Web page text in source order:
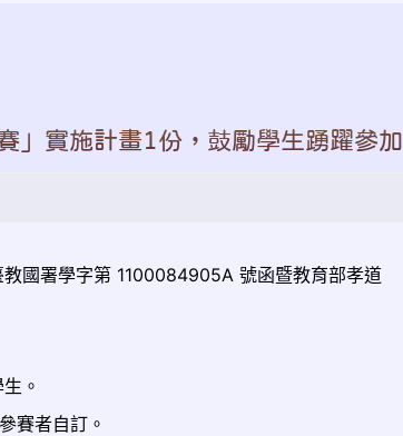
」實施計畫1份，鼓勵學生踴躍參加
國署學字第 1100084905A 號函暨教育部孝道
。
賽者自訂。